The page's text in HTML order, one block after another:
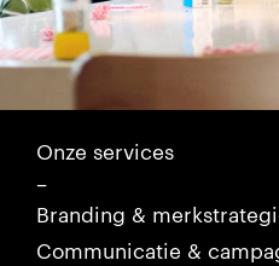
Onze services
–
Branding &
Communicatie &